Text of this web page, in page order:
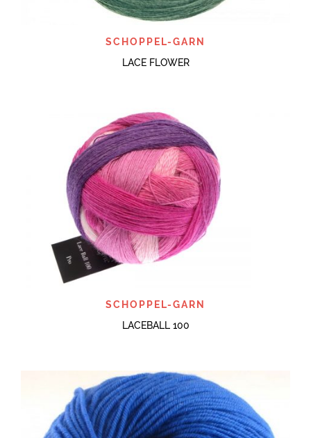
SCHOPPEL-GARN
LACE FLOWER
SCHOPPEL-GARN
LACEBALL 100